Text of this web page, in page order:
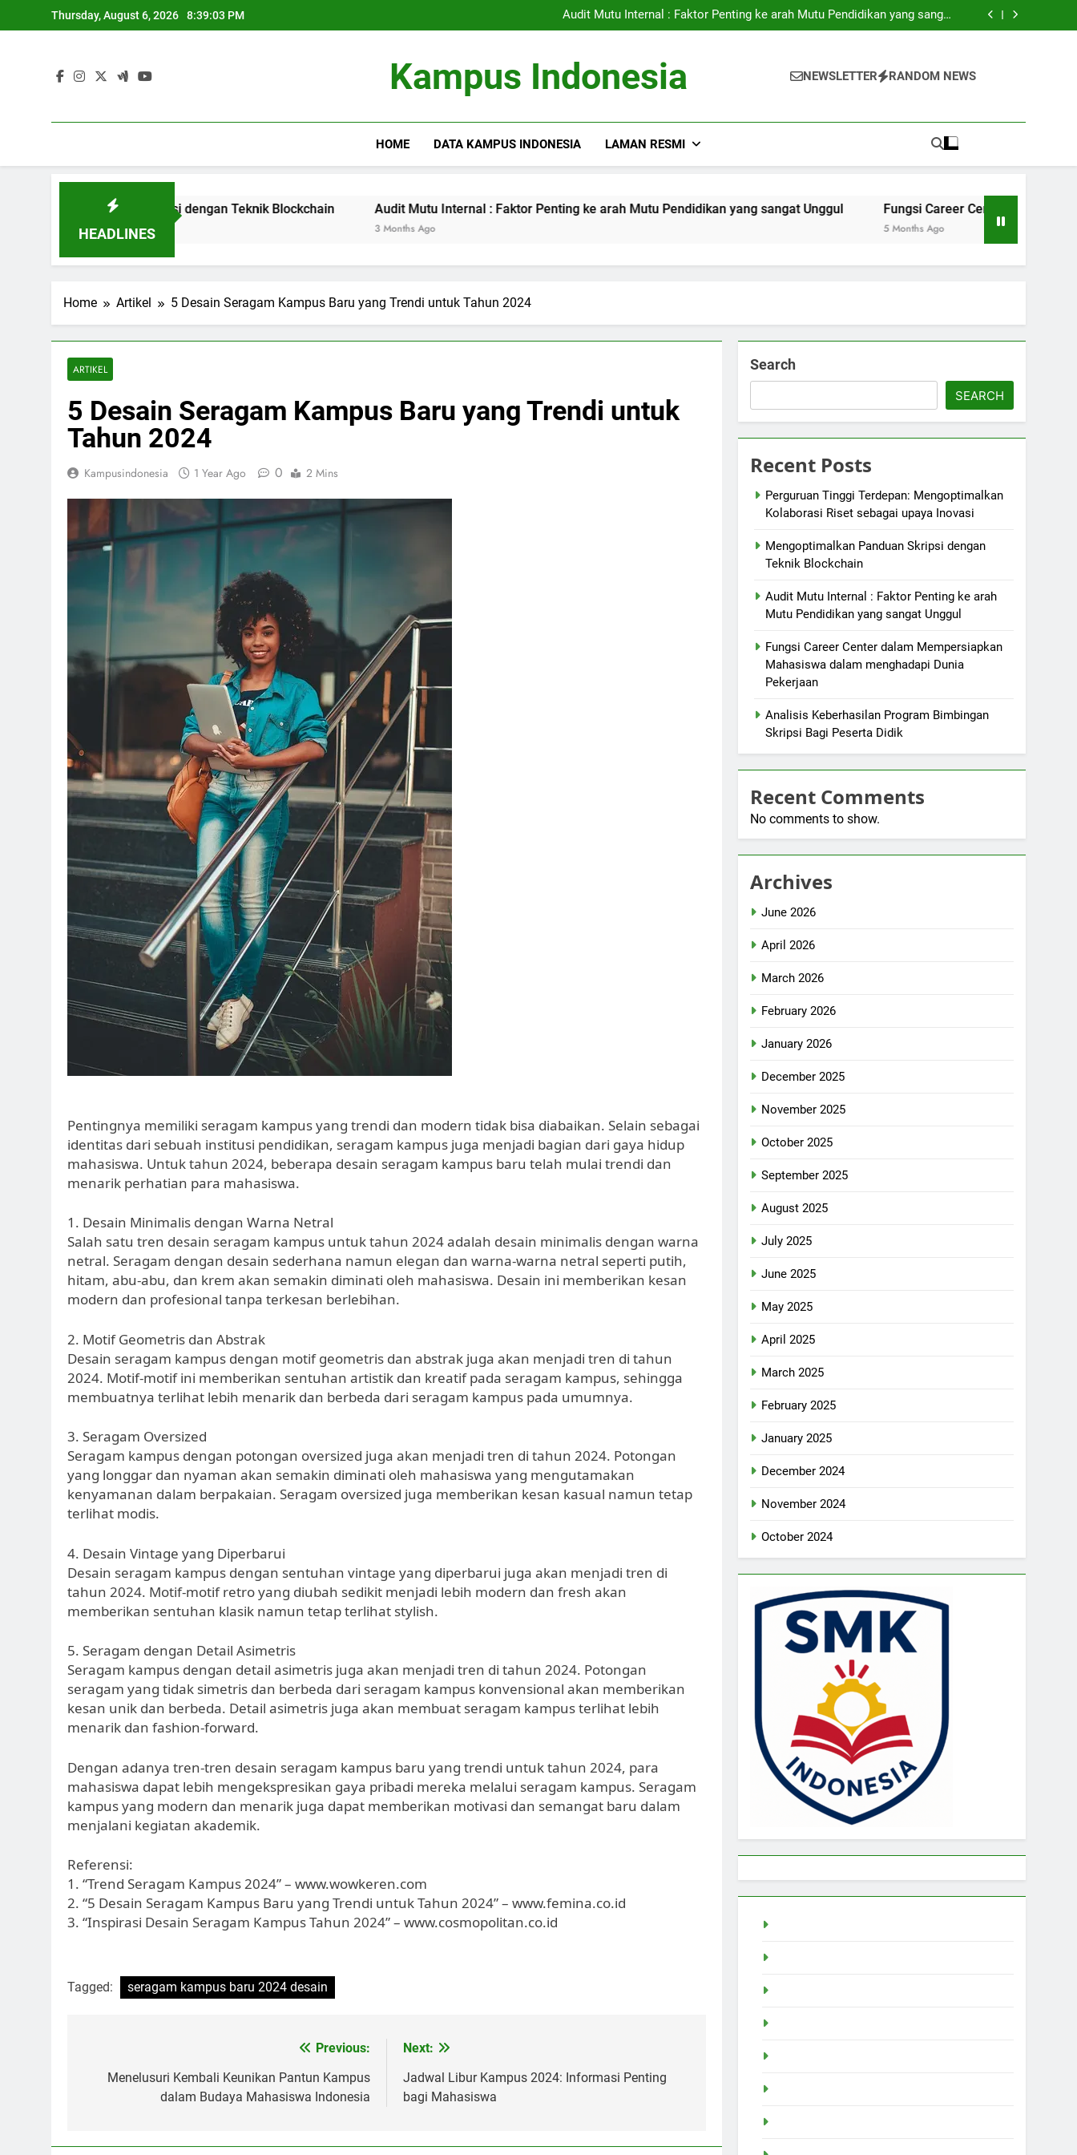
to
Thursday, August 6, 2026 8:39:03 PM
Audit Mutu Internal : Faktor Penting ke arah Mutu Pendidikan yang sangat
Unggul
Fungsi Career Center dalam Mempersiapkan Mahasiswa dalam menghadapi
Audit Mutu Internal : Faktor Penting ke arah Mutu Pendidikan yang sangat
Fungsi Career Center dalam Mempersiapkan Mahasiswa dalam menghadapi
Kampus Indonesia NEWSLETTER RANDOM NEWS
HOME DATA KAMPUS INDONESIA LAMAN RESMI
HEADLINES
Panduan Skripsi dengan Teknik Blockchain Audit Mutu Internal : Faktor Penting ke arah Mutu Pendidikan yang sangat Unggul Fungsi Career Center dalam
Home Artikel 5 Desain Seragam Kampus Baru yang Trendi untuk Tahun 2024
ARTIKEL
5 Desain Seragam Kampus Baru yang Trendi untuk
Tahun 2024
Kampusindonesia 1 Year Ago 0 2 Mins
Pentingnya memiliki seragam kampus yang trendi dan modern tidak bisa diabaikan. Selain sebagai
identitas dari sebuah institusi pendidikan, seragam kampus juga menjadi bagian dari gaya hidup
mahasiswa. Untuk tahun 2024, beberapa desain seragam kampus baru telah mulai trendi dan
menarik perhatian para mahasiswa.
1. Desain Minimalis dengan Warna Netral
Salah satu tren desain seragam kampus untuk tahun 2024 adalah desain minimalis dengan warna
netral. Seragam dengan desain sederhana namun elegan dan warna-warna netral seperti putih,
hitam, abu-abu, dan krem akan semakin diminati oleh mahasiswa. Desain ini memberikan kesan
modern dan profesional tanpa terkesan berlebihan.
2. Motif Geometris dan Abstrak
Desain seragam kampus dengan motif geometris dan abstrak juga akan menjadi tren di tahun
2024. Motif-motif ini memberikan sentuhan artistik dan kreatif pada seragam kampus, sehingga
membuatnya terlihat lebih menarik dan berbeda dari seragam kampus pada umumnya.
3. Seragam Oversized
Seragam kampus dengan potongan oversized juga akan menjadi tren di tahun 2024. Potongan
yang longgar dan nyaman akan semakin diminati oleh mahasiswa yang mengutamakan
kenyamanan dalam berpakaian. Seragam oversized juga memberikan kesan kasual namun tetap
terlihat modis.
4. Desain Vintage yang Diperbarui
Desain seragam kampus dengan sentuhan vintage yang diperbarui juga akan menjadi tren di
tahun 2024. Motif-motif retro yang diubah sedikit menjadi lebih modern dan fresh akan
memberikan sentuhan klasik namun tetap terlihat stylish.
5. Seragam dengan Detail Asimetris
Seragam kampus dengan detail asimetris juga akan menjadi tren di tahun 2024. Potongan
seragam yang tidak simetris dan berbeda dari seragam kampus konvensional akan memberikan
kesan unik dan berbeda. Detail asimetris juga akan membuat seragam kampus terlihat lebih
menarik dan fashion-forward.
Dengan adanya tren-tren desain seragam kampus baru yang trendi untuk tahun 2024, para
mahasiswa dapat lebih mengekspresikan gaya pribadi mereka melalui seragam kampus. Seragam
kampus yang modern dan menarik juga dapat memberikan motivasi dan semangat baru dalam
menjalani kegiatan akademik.
Referensi:
1. “Trend Seragam Kampus 2024” – www.wowkeren.com
2. “5 Desain Seragam Kampus Baru yang Trendi untuk Tahun 2024” – www.femina.co.id
3. “Inspirasi Desain Seragam Kampus Tahun 2024” – www.cosmopolitan.co.id
Tagged: seragam kampus baru 2024 desain
navigation
Previous:
Menelusuri Kembali Keunikan Pantun Kampus
dalam Budaya Mahasiswa Indonesia
Next:
Jadwal Libur Kampus 2024: Informasi Penting
bagi Mahasiswa
Search
SEARCH
Recent Posts
Perguruan Tinggi Terdepan: Mengoptimalkan
Kolaborasi Riset sebagai upaya Inovasi
Mengoptimalkan Panduan Skripsi dengan
Teknik Blockchain
Audit Mutu Internal : Faktor Penting ke arah
Mutu Pendidikan yang sangat Unggul
Fungsi Career Center dalam Mempersiapkan
Mahasiswa dalam menghadapi Dunia
Pekerjaan
Analisis Keberhasilan Program Bimbingan
Skripsi Bagi Peserta Didik
Recent Comments
No comments to show.
Archives
June 2026
April 2026
March 2026
February 2026
January 2026
December 2025
November 2025
October 2025
September 2025
August 2025
July 2025
June 2025
May 2025
April 2025
March 2025
February 2025
January 2025
December 2024
November 2024
October 2024